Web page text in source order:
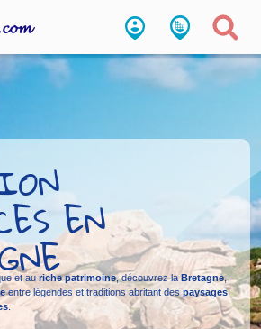
EN
et auriche patrimoine, découvrez laBretagne,
entre légendes et traditions abritant despaysages
.